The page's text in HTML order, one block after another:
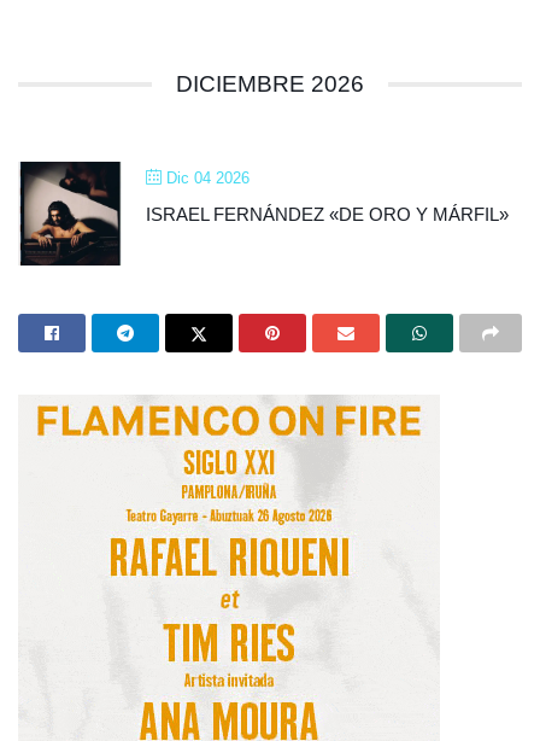
DICIEMBRE 2026
Dic 04 2026
ISRAEL FERNÁNDEZ «DE ORO Y MÁRFIL»